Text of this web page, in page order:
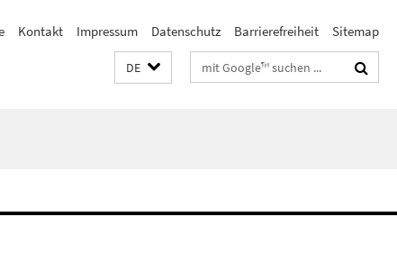
Kontakt Impressum Datenschutz Barrierefreiheit Sitemap
DE Suchbegriffe